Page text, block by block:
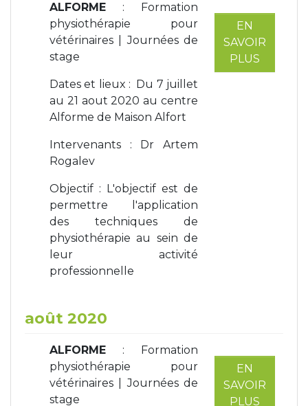
ALFORME : Formation
physiothérapie pour
vétérinaires | Journées de
stage
Dates et lieux : Du 7 juillet
au 21 aout 2020 au centre
Alforme de Maison Alfort
Intervenants : Dr Artem
Rogalev
Objectif : L'objectif est de
permettre l'application
des techniques de
physiothérapie au sein de
leur activité
professionnelle
EN
SAVOIR
PLUS
août 2020
ALFORME : Formation
physiothérapie pour
vétérinaires | Journées de
stage
EN
SAVOIR
PLUS